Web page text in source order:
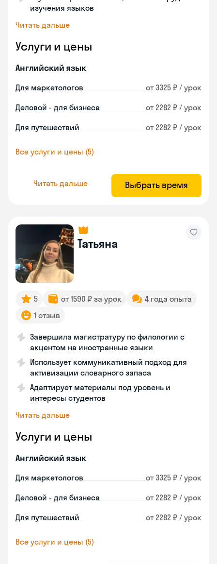
изучения языков
Читать дальше
Услуги и цены
Английский язык
Для маркетологов от 3325 ₽ / урок
Деловой - для бизнеса от 2282 ₽ / урок
Для путешествий от 2282 ₽ / урок
Все услуги и цены (5)
Читать дальше Выбрать время
Татьяна
5 от 1590 ₽ за урок
4 года опыта
1 отзыв
Завершила магистратуру по филологии с
акцентом на иностранные языки
Использует коммуникативный подход для
активизации словарного запаса
Адаптирует материалы под уровень и
интересы студентов
Читать дальше
Услуги и цены
Английский язык
Для маркетологов от 3325 ₽ / урок
Деловой - для бизнеса от 2282 ₽ / урок
Для путешествий от 2282 ₽ / урок
Все услуги и цены (5)